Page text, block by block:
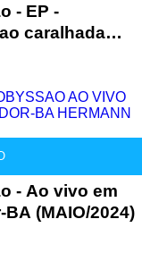
- EP -
caralhada
- Ao vivo em
(MAIO/2024)